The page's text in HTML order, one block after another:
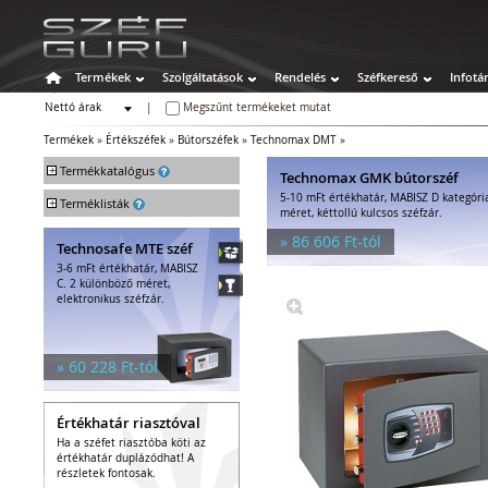
Termékek Szolgáltatások Rendelés Széfkereső Infotár
Nettó árak
Megszűnt termékeket mutat
Termékek » Értékszéfek » Bútorszéfek » Technomax DMT »
+ Termékkatalógus
Széfek
Értékszéfek
Faliszéfek
Padlószéfek
Lemezszekrények
Páncélszekrények
Bedobós értékszéfek
Szuperkasszák
Tűzálló széfek
Speciális széfek
Fegyverszekrények
Hotelszéfek
+ Terméklisták
Technosafe MTE széf
3-6 mFt értékhatár, MABISZ
C. 2 különböző méret,
elektronikus széfzár.
» 60 228 Ft-tól
Értékhatár riasztóval
Ha a széfet riasztóba köti az
értékhatár duplázódhat! A
részletek fontosak.
Technomax GMK bútorszéf
5-10 mFt értékhatár, MABISZ D
méret, kéttollú kulcsos széfzár.
» 86 606 Ft-tól